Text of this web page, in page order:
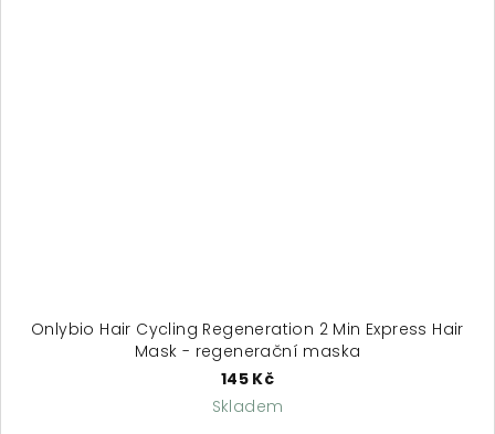
Onlybio Hair Cycling Regeneration 2 Min Express Hair
Mask - regenerační maska
145 Kč
Skladem